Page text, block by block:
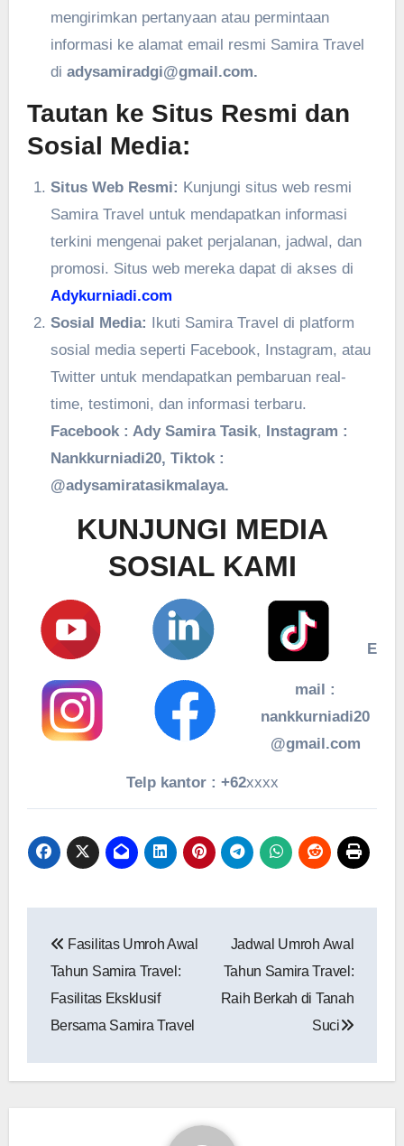
mengirimkan pertanyaan atau permintaan
informasi ke alamat email resmi Samira Travel
di adysamiradgi@gmail.com.
Tautan ke Situs Resmi dan
Sosial Media:
Situs Web Resmi: Kunjungi situs web resmi
Samira Travel untuk mendapatkan informasi
terkini mengenai paket perjalanan, jadwal, dan
promosi. Situs web mereka dapat di akses di
Adykurniadi.com
Sosial Media: Ikuti Samira Travel di platform
sosial media seperti Facebook, Instagram, atau
Twitter untuk mendapatkan pembaruan real-
time, testimoni, dan informasi terbaru.
Facebook : Ady Samira Tasik, Instagram :
Nankkurniadi20, Tiktok :
@adysamiratasikmalaya.
KUNJUNGI MEDIA
SOSIAL KAMI
E
mail :
nankkurniadi20
@gmail.com
Telp kantor : +62xxxx
pos
Fasilitas Umroh Awal
Tahun Samira Travel:
Fasilitas Eksklusif
Bersama Samira Travel
Jadwal Umroh Awal
Tahun Samira Travel:
Raih Berkah di Tanah
Suci